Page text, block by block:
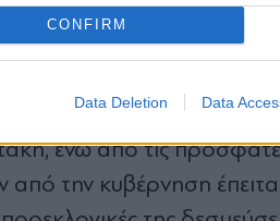
CONFIRM
Data Deletion Data
εκλογές
σύμφωνα με την
οι πολίτες
ενώ από τις
από την κυβέρνηση